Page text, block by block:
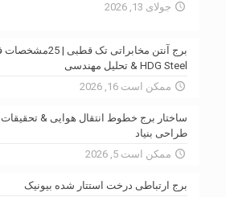
جولای 13, 2026
HDG Steel & تحلیل مهندسی
ممکن است 16, 2026
ساختار برج خطوط انتقال هوایی & تحقیقات
طراحی بنیاد
ممکن است 5, 2026
برج ارتباطی درخت استتار شده بیونیک